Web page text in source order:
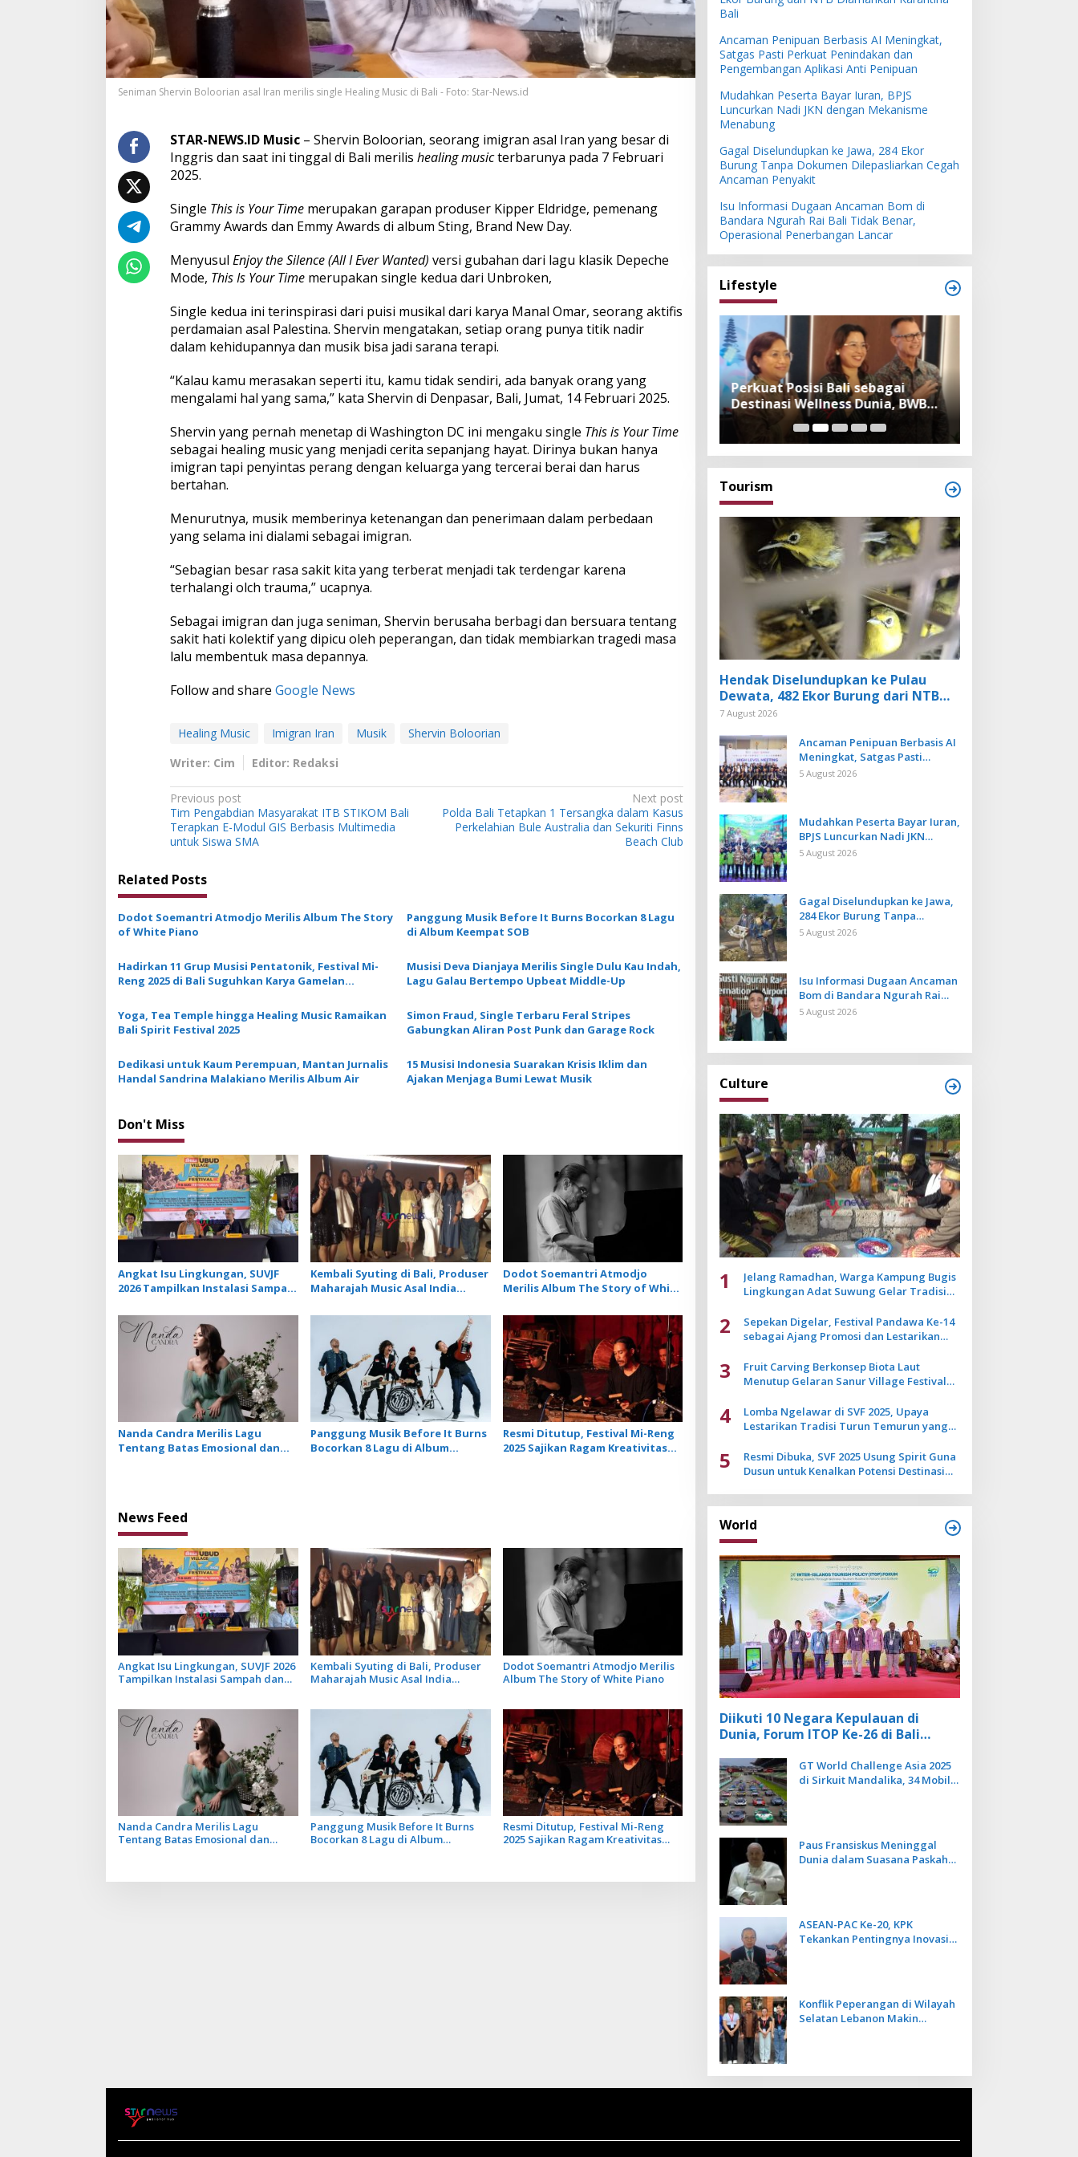
a
n
i
l
S
n
e
T
h
s
I
Y
o
r
i
m
s
e
b
a
g
M
u
i
k
e
n
y
e
b
a
n
Seniman Shervin Boloorian asal Iran merilis single Healing Music di Bali - Foto: Star-News.id
STAR-NEWS.ID Music– Shervin Boloorian, seorang imigran asal Iran yang besar di
Inggris dan saat ini tinggal di Bali merilis healing musicterbarunya pada 7 Februari
2025.
Single This is Your Timemerupakan garapan produser Kipper Eldridge, pemenang
Grammy Awards dan Emmy Awards di album Sting, Brand New Day.
Menyusul Enjoy the Silence (All I Ever Wanted) versi gubahan dari lagu klasik Depeche
Mode, This Is Your Timemerupakan single kedua dari Unbroken,
Single kedua ini terinspirasi dari puisi musikal dari karya Manal Omar, seorang aktifis
perdamaian asal Palestina. Shervin mengatakan, setiap orang punya titik nadir
dalam kehidupannya dan musik bisa jadi sarana terapi.
“Kalau kamu merasakan seperti itu, kamu tidak sendiri, ada banyak orang yang
mengalami hal yang sama,” kata Shervin di Denpasar, Bali, Jumat, 14 Februari 2025.
Shervin yang pernah menetap di Washington DC ini mengaku single This is Your Time
sebagai healing music yang menjadi cerita sepanjang hayat. Dirinya bukan hanya
imigran tapi penyintas perang dengan keluarga yang tercerai berai dan harus
bertahan.
Menurutnya, musik memberinya ketenangan dan penerimaan dalam perbedaan
yang selama ini dialami sebagai imigran.
“Sebagian besar rasa sakit kita yang terberat menjadi tak terdengar karena
terhalangi olch trauma,” ucapnya.
Sebagai imigran dan juga seniman, Shervin berusaha berbagi dan bersuara tentang
sakit hati kolektif yang dipicu oleh peperangan, dan tidak membiarkan tragedi masa
lalu membentuk masa depannya.
Follow and share Google News
Healing Music Imigran Iran Musik
Shervin Boloorian
Writer: Cim
Editor: Redaksi
P
o
s
t
n
a
v
i
g
a
t
o
Previous post
Tim Pengabdian Masyarakat ITB STIKOM Bali
Terapkan E-Modul GIS Berbasis Multimedia
untuk Siswa SMA
Next post
Polda Bali Tetapkan 1 Tersangka dalam Kasus
Perkelahian Bule Australia dan Sekuriti Finns
Beach Club
Related Posts
Dodot Soemantri Atmodjo Merilis Album The Story
of White Piano
Panggung Musik Before It Burns Bocorkan 8 Lagu
di Album Keempat SOB
Hadirkan 11 Grup Musisi Pentatonik, Festival Mi-
Reng 2025 di Bali Suguhkan Karya Gamelan
Musisi Deva Dianjaya Merilis Single Dulu Kau Indah,
Lagu Galau Bertempo Upbeat Middle-Up
Yoga, Tea Temple hingga Healing Music Ramaikan
Bali Spirit Festival 2025
Simon Fraud, Single Terbaru Feral Stripes
Gabungkan Aliran Post Punk dan Garage Rock
Dedikasi untuk Kaum Perempuan, Mantan Jurnalis
Handal Sandrina Malakiano Merilis Album Air
15 Musisi Indonesia Suarakan Krisis Iklim dan
Ajakan Menjaga Bumi Lewat Musik
Don't Miss
Angkat Isu Lingkungan, SUVJF
2026 Tampilkan Instalasi Sampah
Kembali Syuting di Bali, Produser
Maharajah Music Asal India
Lagu Terbarunya
Dodot Soemantri Atmodjo
Merilis Album The Story of White
Nanda Candra Merilis Lagu
Tentang Batas Emosional dan
Panggung Musik Before It Burns
Bocorkan 8 Lagu di Album
Resmi Ditutup, Festival Mi-Reng
2025 Sajikan Ragam Kreativitas
News Feed
Angkat Isu Lingkungan, SUVJF 2026
Tampilkan Instalasi Sampah dan
Kembali Syuting di Bali, Produser
Maharajah Music Asal India
Dodot Soemantri Atmodjo Merilis
Album The Story of White Piano
Nanda Candra Merilis Lagu
Tentang Batas Emosional dan
Panggung Musik Before It Burns
Bocorkan 8 Lagu di Album
Resmi Ditutup, Festival Mi-Reng
2025 Sajikan Ragam Kreativitas
Bali
Ancaman Penipuan Berbasis AI Meningkat,
Satgas Pasti Perkuat Penindakan dan
Pengembangan Aplikasi Anti Penipuan
Mudahkan Peserta Bayar Iuran, BPJS
Luncurkan Nadi JKN dengan Mekanisme
Menabung
Gagal Diselundupkan ke Jawa, 284 Ekor
Burung Tanpa Dokumen Dilepasliarkan Cegah
Ancaman Penyakit
Isu Informasi Dugaan Ancaman Bom di
Bandara Ngurah Rai Bali Tidak Benar,
Operasional Penerbangan Lancar
Lifestyle
Perkuat Ekosistem Pariwisata
dan Serapan Investasi, Sira
Dibuka di KEK Kura Kura
Perkuat Posisi Bali sebagai
Destinasi Wellness Dunia, BWB
Expo 2026 Hadirkan Exhibitor
Nasional dan Global
Tourism
Hendak Diselundupkan ke Pulau
Dewata, 482 Ekor Burung dari NTB
Diamankan Karantina Bali
7 August 2026
Ancaman Penipuan Berbasis AI
Meningkat, Satgas Pasti
Perkuat Penindakan dan
5 August 2026
Mudahkan Peserta Bayar Iuran,
BPJS Luncurkan Nadi JKN
dengan Mekanisme Menabung
5 August 2026
Gagal Diselundupkan ke Jawa,
284 Ekor Burung Tanpa
Dokumen Dilepasliarkan Cegah
5 August 2026
Isu Informasi Dugaan Ancaman
Bom di Bandara Ngurah Rai
Bali Tidak Benar, Operasional
5 August 2026
Culture
1
Jelang Ramadhan, Warga Kampung Bugis
Lingkungan Adat Suwung Gelar Tradisi
2
Sepekan Digelar, Festival Pandawa Ke-14
sebagai Ajang Promosi dan Lestarikan
3
Fruit Carving Berkonsep Biota Laut
Menutup Gelaran Sanur Village Festival
4
Lomba Ngelawar di SVF 2025, Upaya
Lestarikan Tradisi Turun Temurun yang
5
Resmi Dibuka, SVF 2025 Usung Spirit Guna
Dusun untuk Kenalkan Potensi Destinasi
World
Diikuti 10 Negara Kepulauan di
Dunia, Forum ITOP Ke-26 di Bali
Berbasis Alam dan Budaya
GT World Challenge Asia 2025
di Sirkuit Mandalika, 34 Mobil
Paus Fransiskus Meninggal
Dunia dalam Suasana Paskah
ASEAN-PAC Ke-20, KPK
Tekankan Pentingnya Inovasi
Konflik Peperangan di Wilayah
Selatan Lebanon Makin